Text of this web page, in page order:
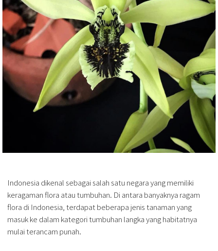
Indonesia dikenal sebagai salah satu negara yang memiliki
keragaman flora atau tumbuhan. Di antara banyaknya ragam
flora di Indonesia, terdapat beberapa jenis tanaman yang
masuk ke dalam kategori tumbuhan langka yang habitatnya
mulai terancam punah.